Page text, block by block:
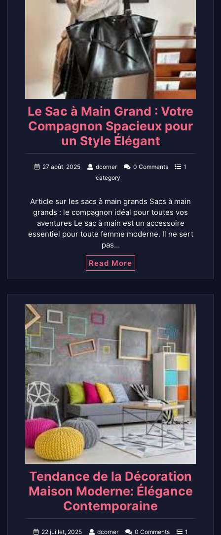
Le Sac à Main Grand : Votre
Compagnon Spacieux pour
un Style Élégant
27 août, 2025 dcorner 0 Comments
1
category
Article sur les sacs à main grands Sacs à main
grands : le compagnon idéal pour toutes vos
aventures Le sac à main est un accessoire
essentiel pour toute femme moderne. Il ne sert
pas…
Read More
Tendance de la Décoration
Maison Moderne: Élégance
Contemporaine
22 juillet, 2025 dcorner 0 Comments
1